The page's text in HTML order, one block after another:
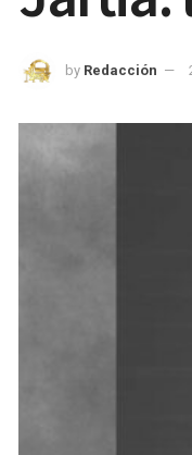
by Redacción